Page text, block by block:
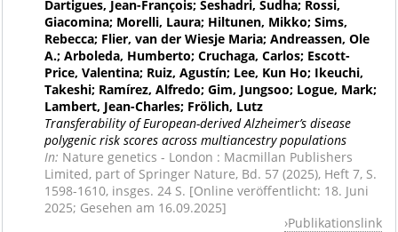
Dartigues, Jean-François; Seshadri, Sudha; Rossi,
Giacomina; Morelli, Laura; Hiltunen, Mikko; Sims,
Rebecca; Flier, van der Wiesje Maria; Andreassen, Ole
A.; Arboleda, Humberto; Cruchaga, Carlos; Escott-
Price, Valentina; Ruiz, Agustín; Lee, Kun Ho; Ikeuchi,
Takeshi; Ramírez, Alfredo; Gim, Jungsoo; Logue, Mark;
Lambert, Jean-Charles; Frölich, Lutz
Transferability of European-derived Alzheimer’s disease
polygenic risk scores across multiancestry populations
In: Nature genetics - London : Macmillan Publishers
Limited, part of Springer Nature, Bd. 57 (2025), Heft 7, S.
1598-1610, insges. 24 S. [Online veröffentlicht: 18. Juni
2025; Gesehen am 16.09.2025]
Publikationslink